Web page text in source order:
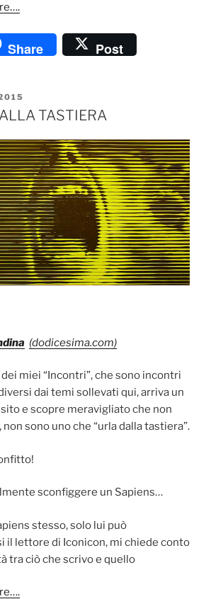
Share Post
TASTIERA
(dodicesima.com)
miei “Incontri”, che sono incontri
dai temi sollevati qui, arriva un
e scopre meravigliato che non
non sono uno che “urla dalla tastiera”.
sconfiggere un Sapiens…
stesso, solo lui può
il lettore di Iconicon, mi chiede conto
tra ciò che scrivo e quello